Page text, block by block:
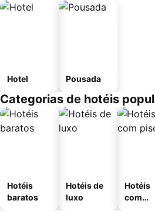
Hotel Pousada
Categorias de hotéis
Hotéis
baratos
Hotéis de
luxo
Hotéis
com